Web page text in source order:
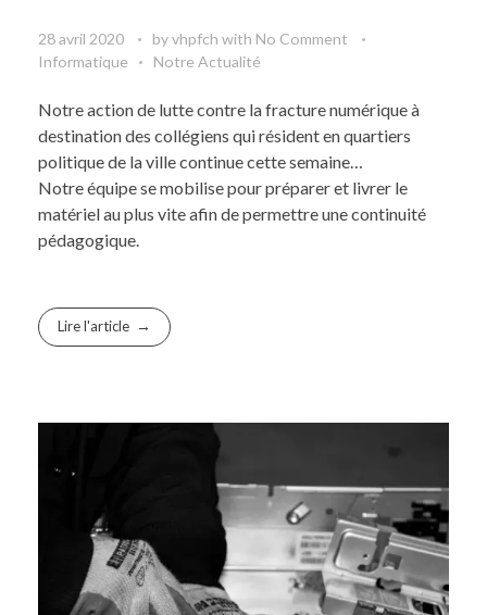
28 avril 2020 byvhpfch with No Comment
Informatique
Notre Actualité
Notre action de lutte contre la fracture numérique à
destination des collégiens qui résident en quartiers
politique de la ville continue cette semaine…
Notre équipe se mobilise pour préparer et livrer le
matériel au plus vite afin de permettre une continuité
pédagogique.
Lire l'article